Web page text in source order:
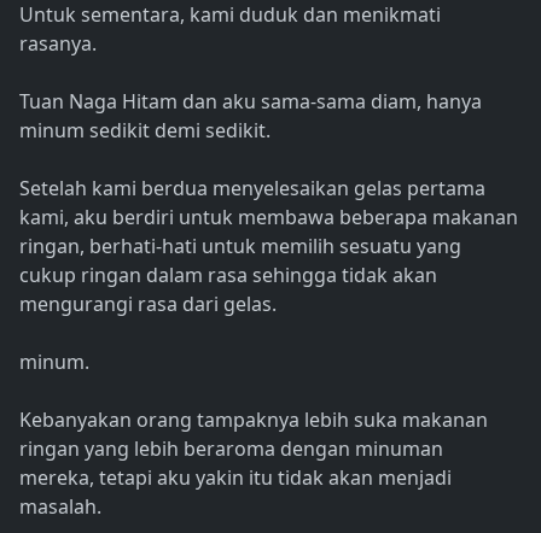
Untuk sementara, kami duduk dan menikmati
rasanya.
Tuan Naga Hitam dan aku sama-sama diam, hanya
minum sedikit demi sedikit.
Setelah kami berdua menyelesaikan gelas pertama
kami, aku berdiri untuk membawa beberapa makanan
ringan, berhati-hati untuk memilih sesuatu yang
cukup ringan dalam rasa sehingga tidak akan
mengurangi rasa dari gelas.
minum.
Kebanyakan orang tampaknya lebih suka makanan
ringan yang lebih beraroma dengan minuman
mereka, tetapi aku yakin itu tidak akan menjadi
masalah.